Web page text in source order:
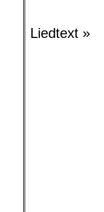
Liedtext »